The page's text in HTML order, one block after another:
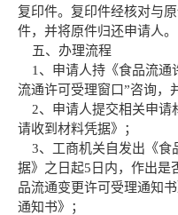
复印件。复印件经核对与
件，并将原件归还申请人。
五、办理流程
1、申请人持《食品流通
流通许可受理窗口”咨询，
2、申请人提交相关申请
请收到材料凭据》；
3、工商机关自发出《食
据》之日起5日内，作出是
品流通变更许可受理通知
通知书》；